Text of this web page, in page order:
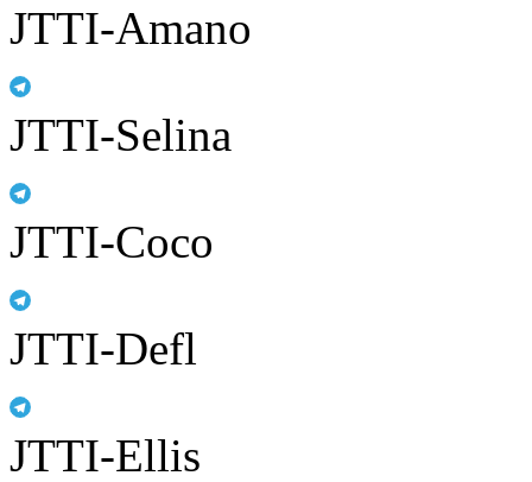
JTTI-Amano
JTTI-Selina
JTTI-Coco
JTTI-Defl
JTTI-Ellis